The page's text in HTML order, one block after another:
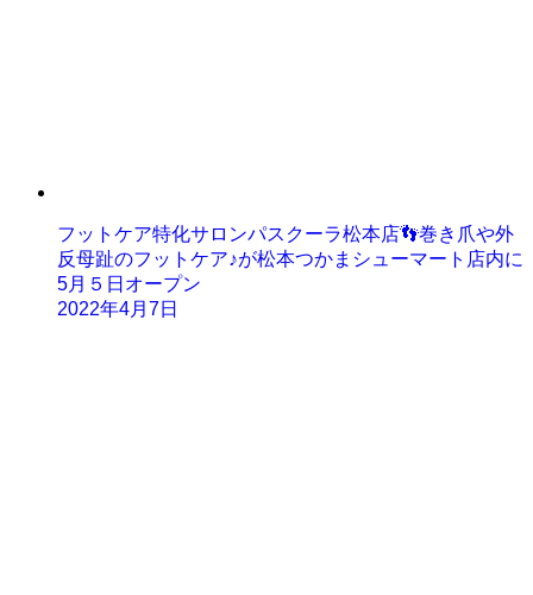
フットケア特化サロンパスクーラ松本店👣巻き爪や外
反母趾のフットケア♪が松本つかまシューマート店内に
5月５日オープン
2022年4月7日